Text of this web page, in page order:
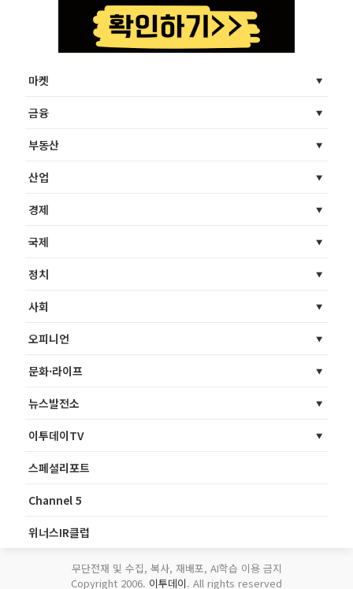
마켓
금융
부동산
산업
경제
국제
정치
사회
오피니언
문화·라이프
뉴스발전소
이투데이TV
스페셜리포트
Channel 5
위너스IR클럽
무단전재 및 수집, 복사, 재배포, AI학습 이용 금지
Copyright 2006. 이투데이. All rights reserved